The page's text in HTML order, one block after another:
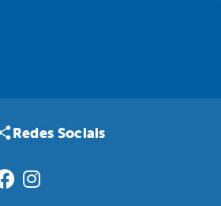
Redes Sociais